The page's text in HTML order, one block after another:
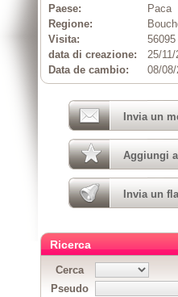
Paese:
Paca
Regione:
Visita:
56095
data di creazione:
25/11/
Data de cambio:
08/
Invia un
Aggiungi
Invia un
Ricerca
Cerca
Pseudo